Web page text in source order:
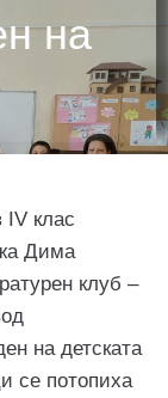
на
клас
Дима
клуб –
на детската
се потопиха